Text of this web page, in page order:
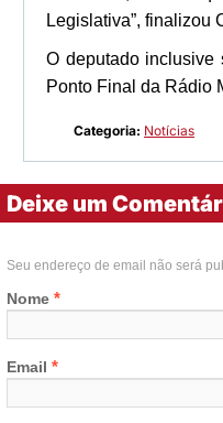
Legislativa”, finalizou
O deputado inclusive
Ponto Final da Rádio
Categoria: Notícias
Deixe um
Seu endereço de email não será
Nome *
Email *